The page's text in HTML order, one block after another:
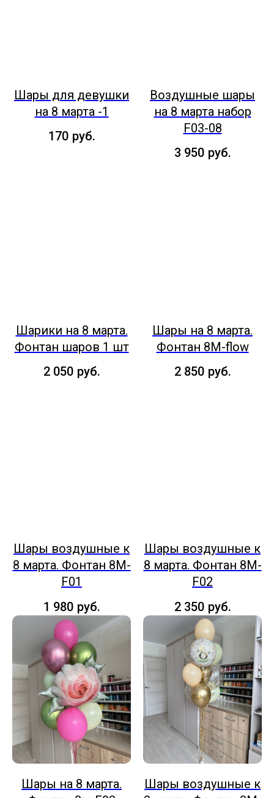
Шары для девушки
на 8 марта -1
170 руб.
Воздушные шары
на 8 марта набор
F03-08
3 950 руб.
Шарики на 8 марта.
Фонтан шаров 1 шт
2 050 руб.
Шары на 8 марта.
Фонтан 8М-flow
2 850 руб.
Шары воздушные к
8 марта. Фонтан 8M-
F01
1 980 руб.
Шары воздушные к
8 марта. Фонтан 8M-
F02
2 350 руб.
Шары на 8 марта.
Шары воздушные к